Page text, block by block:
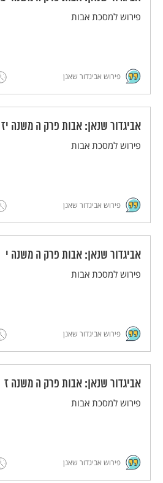
פירוש למסכת אבות
פירוש אביגדור שאנן
אביגדור שנאן: אבות פרק ה משנה יז
פירוש למסכת אבות
פירוש אביגדור שאנן
אביגדור שנאן: אבות פרק ה משנה י
פירוש למסכת אבות
פירוש אביגדור שאנן
אביגדור שנאן: אבות פרק ה משנה ז
פירוש למסכת אבות
פירוש אביגדור שאנן